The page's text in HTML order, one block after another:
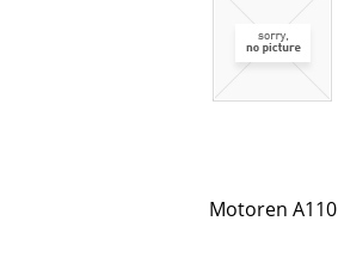
Motoren A110